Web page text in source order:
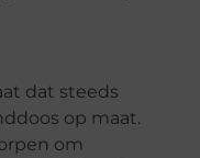
dat steeds
op maat.
om